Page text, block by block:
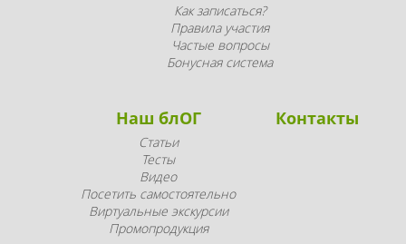
Как записаться?
Правила участия
Частые вопросы
Бонусная система
Наш блОГ
Статьи
Тесты
Видео
Посетить самостоятельно
Виртуальные экскурсии
Промопродукция
Контакты